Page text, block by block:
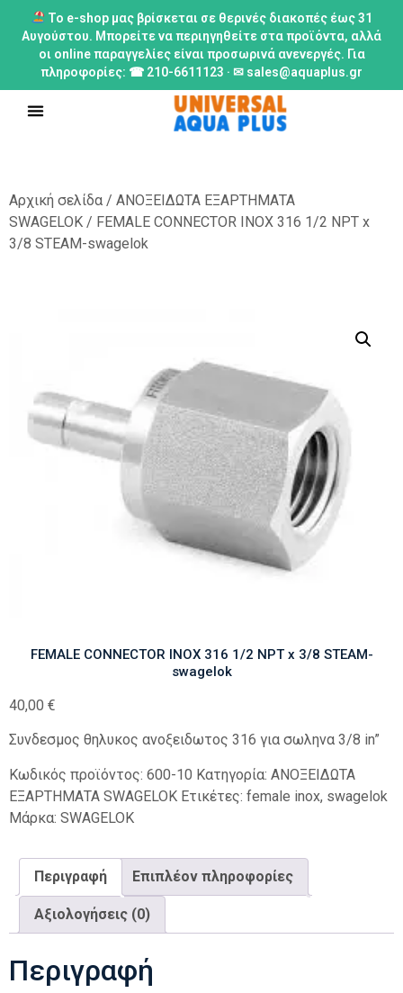
Το e-shop μας βρίσκεται σε θερινές διακοπές έως 31
Αυγούστου. Μπορείτε να περιηγηθείτε στα προϊόντα, αλλά
οι online παραγγελίες είναι προσωρινά ανενεργές. Για
πληροφορίες: ☎ 210-6611123 · ✉ sales@aquaplus.gr
Αρχική σελίδα / ΑΝΟΞΕΙΔΩΤΑ ΕΞΑΡΤΗΜΑΤΑ
SWAGELOK / FEMALE CONNECTOR INOX 316 1/2 NPT x
3/8 STEAM-swagelok
FEMALE CONNECTOR INOX 316 1/2 NPT x 3/8 STEAM-
swagelok
40,00 €
Συνδεσμος θηλυκος ανοξειδωτος 316 για σωληνα 3/8 in”
Κωδικός προϊόντος: 600-10 Κατηγορία: ΑΝΟΞΕΙΔΩΤΑ
ΕΞΑΡΤΗΜΑΤΑ SWAGELOK Ετικέτες: female inox, swagelok
Μάρκα: SWAGELOK
Περιγραφή Επιπλέον πληροφορίες
Αξιολογήσεις (0)
Περιγραφή